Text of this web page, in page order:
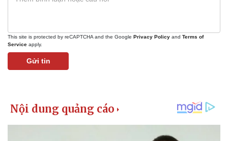
This site is protected by reCAPTCHA and the Google Privacy Policy and Terms of
Service apply.
Gửi tin